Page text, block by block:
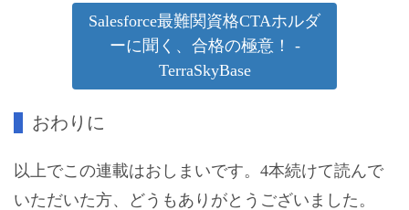
Salesforce最難関資格CTAホルダ
ーに聞く、合格の極意！ -
TerraSkyBase
おわりに
以上でこの連載はおしまいです。4本続けて読んで
いただいた方、どうもありがとうございました。